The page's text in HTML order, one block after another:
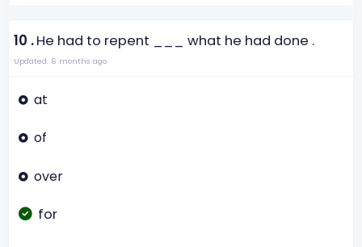
10 .He had to repent ___ what he had done .
Updated: 6 months ago
at
of
over
for